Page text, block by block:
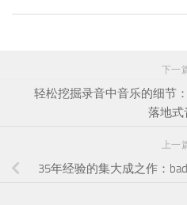
下一
轻松挖掘录音中音乐的细节
落地式
上一
35年经验的集大成之作：